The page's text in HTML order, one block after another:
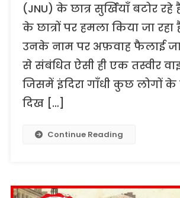
(JNU) के छात्र सुर्खियाँ बटोर रहे
के छात्रों पर हमला किया जा
उनके नाम पर अफ़वाह फैलाई जा
से संबंधित ऐसी ही एक तस्वीर
जिसमें इंदिरा गाँधी कुछ लोगों के
दिख […]
Continue Reading